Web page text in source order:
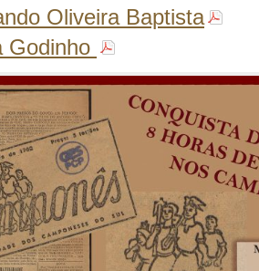
Oliveira Baptista
Godinho